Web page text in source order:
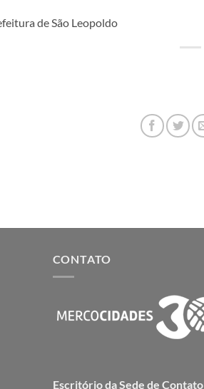
de São Leopoldo
CONTATO
Escritório da Sede de Contato